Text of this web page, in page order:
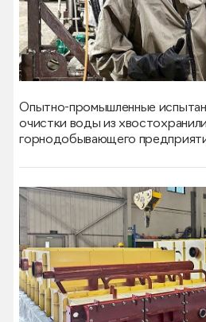
Опытно-промышленные
очистки воды из
горнодобывающего